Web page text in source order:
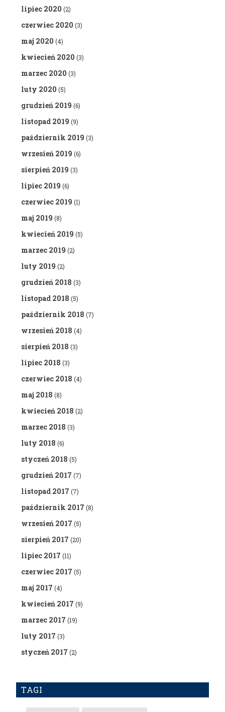
lipiec 2020 (2)
czerwiec 2020 (3)
maj 2020 (4)
kwiecień 2020 (3)
marzec 2020 (3)
luty 2020 (5)
grudzień 2019 (6)
listopad 2019 (9)
październik 2019 (3)
wrzesień 2019 (6)
sierpień 2019 (3)
lipiec 2019 (6)
czerwiec 2019 (1)
maj 2019 (8)
kwiecień 2019 (5)
marzec 2019 (2)
luty 2019 (2)
grudzień 2018 (3)
listopad 2018 (5)
październik 2018 (7)
wrzesień 2018 (4)
sierpień 2018 (3)
lipiec 2018 (3)
czerwiec 2018 (4)
maj 2018 (8)
kwiecień 2018 (2)
marzec 2018 (3)
luty 2018 (6)
styczeń 2018 (5)
grudzień 2017 (7)
listopad 2017 (7)
październik 2017 (8)
wrzesień 2017 (5)
sierpień 2017 (20)
lipiec 2017 (11)
czerwiec 2017 (5)
maj 2017 (4)
kwiecień 2017 (9)
marzec 2017 (19)
luty 2017 (3)
styczeń 2017 (2)
TAGI